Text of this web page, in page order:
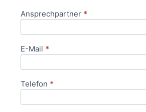
Ansprechpartner *
E-Mail *
Telefon *